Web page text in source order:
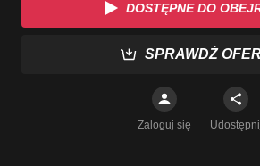
DOSTĘPNE DO
SPRAWDŹ
Zaloguj się